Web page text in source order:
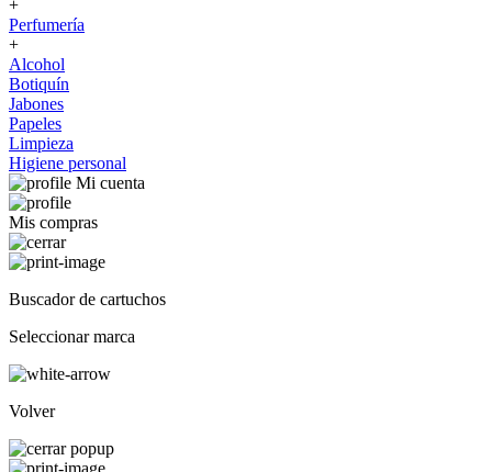
+
Perfumería
+
Alcohol
Botiquín
Jabones
Papeles
Limpieza
Higiene personal
Mi cuenta
Mis compras
Buscador de cartuchos
Seleccionar marca
Volver